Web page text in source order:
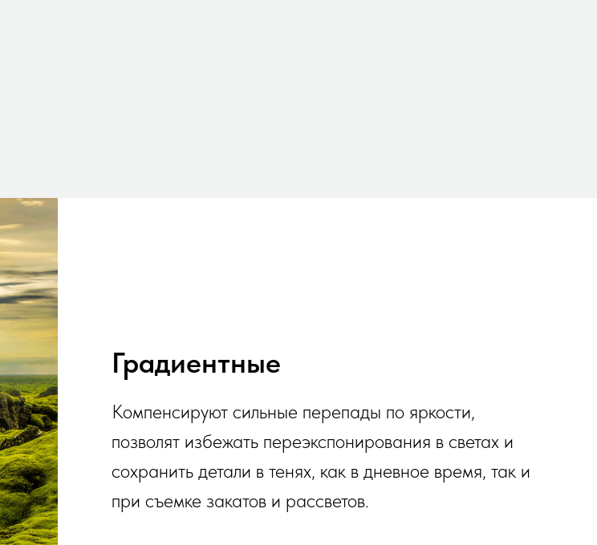
Градиентные
Компенсируют сильные перепады по яркости,
позволят избежать переэкспонирования в светах и
сохранить детали в тенях, как в дневное время, так и
при съемке закатов и рассветов.